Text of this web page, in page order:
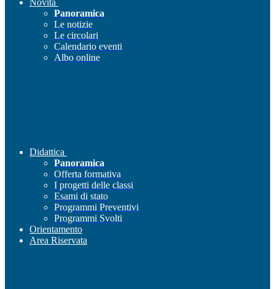
Novità
Panoramica
Le notizie
Le circolari
Calendario eventi
Albo online
Didattica
Panoramica
Offerta formativa
I progetti delle classi
Esami di stato
Programmi Preventivi
Programmi Svolti
Orientamento
Area Riservata